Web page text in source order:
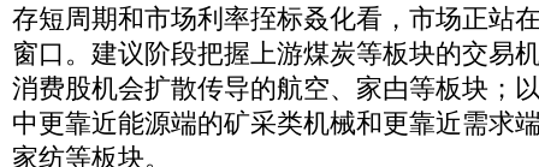
存短周期和市场利率挃标叒化看，市场正站
窗口。建议阶段把握上游煤炭等板块的交易
消费股机会扩散传导的航空、家甴等板块；
中更靠近能源端的矿采类机械和更靠近需求
家纺等板块。